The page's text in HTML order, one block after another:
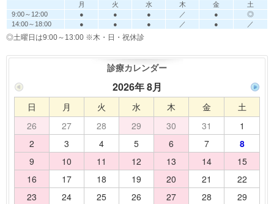
月 火 水 木 金
土
9:00～12:00
● ● ● ／ ●
◎
14:00～18:00
● ● ● ／ ● ／
◎土曜日は9:00～13:00 ※木・日・祝休診
診療カレンダー
2026年 8月
日 月 火 水 木 金
土
26
27 28 29 30 31
1
2
3 4 5 6 7
8
9
10 11 12 13 14
15
16
17 18 19 20 21
22
23
24 25 26 27 28
29